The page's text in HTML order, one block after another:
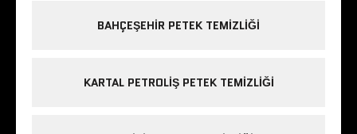
BAHÇEŞEHIR PETEK TEMIZLIĞI
KARTAL PETROLIŞ PETEK TEMIZLIĞI